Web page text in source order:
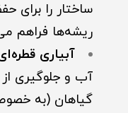
ساختار را برای
ریشه‌ها فراهم
آبیاری
آب و جلوگیری
گیاهان (به